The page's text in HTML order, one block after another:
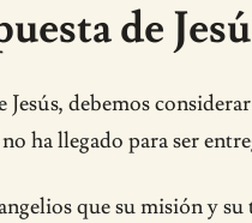
de
debemos
ha llegado para ser
que su misión y